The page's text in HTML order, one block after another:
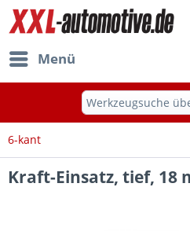
Menü
Werkzeugsuche
6-kant
Kraft-Einsatz, tief, 18